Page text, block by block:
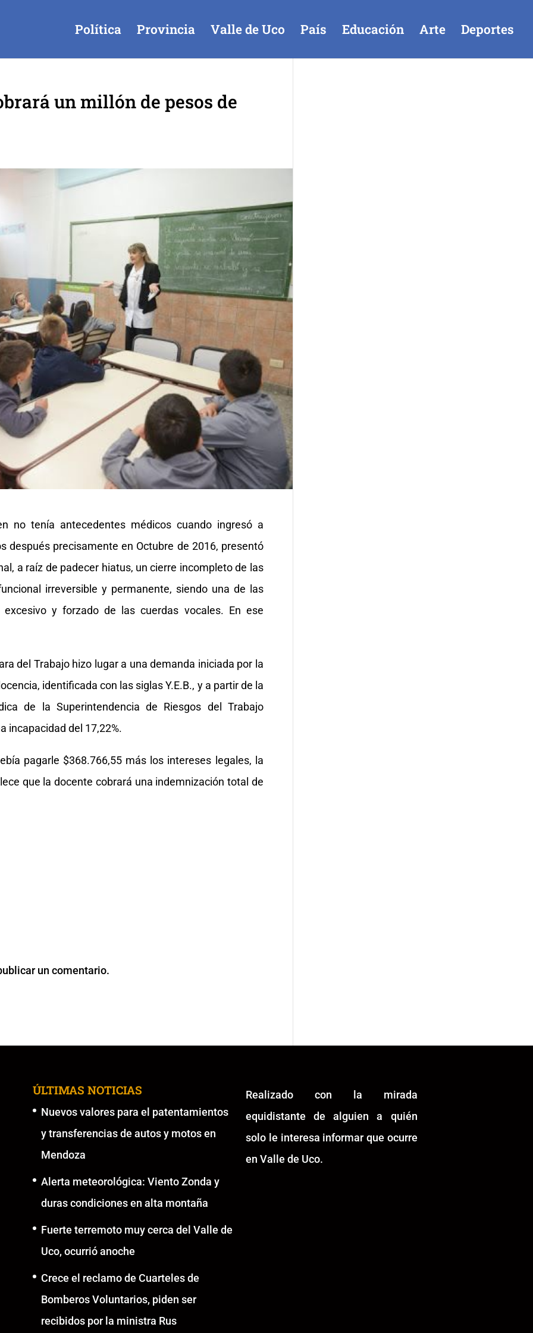
Política Provincia Valle de Uco País Educación Arte Deportes
un millón de pesos de
no tenía antecedentes médicos cuando ingresó a
después precisamente en Octubre de 2016, presentó
a raíz de padecer hiatus, un cierre incompleto de las
irreversible y permanente, siendo una de las
y forzado de las cuerdas vocales. En ese
del Trabajo hizo lugar a una demanda iniciada por la
identificada con las siglas Y.E.B., y a partir de la
de la Superintendencia de Riesgos del Trabajo
incapacidad del 17,22%.
pagarle $368.766,55 más los intereses legales, la
que la docente cobrará una indemnización total de
un comentario.
ÚLTIMAS NOTICIAS
Nuevos valores para el patentamientos
y transferencias de autos y motos en
Mendoza
Alerta meteorológica: Viento Zonda y
duras condiciones en alta montaña
Fuerte terremoto muy cerca del Valle de
Uco, ocurrió anoche
Crece el reclamo de Cuarteles de
Bomberos Voluntarios, piden ser
recibidos por la ministra Rus
Realizado con la mirada
equidistante de alguien a quién
solo le interesa informar que ocurre
en Valle de Uco.